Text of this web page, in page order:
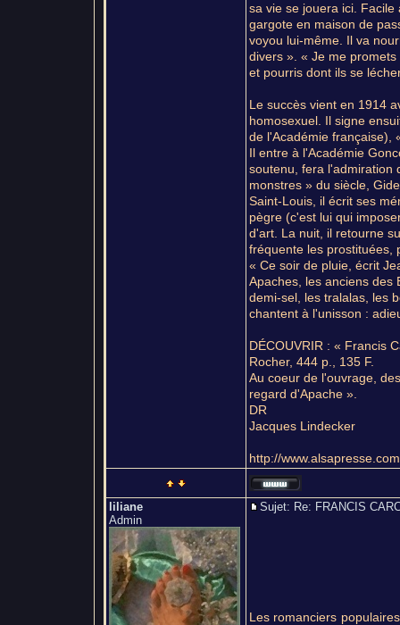
sa vie se jouera ici.
gargote en maison de
voyou lui-même. Il va
divers ». « Je me
et pourris dont ils se
Le succès vient en 1914
homosexuel. Il signe
de l'Académie française),
Il entre à l'Académie
soutenu, fera l'admiration
monstres » du siècle,
Saint-Louis, il écrit ses
pègre (c'est lui qui
d'art. La nuit, il retourne
fréquente les prostituées,
« Ce soir de pluie, écrit
Apaches, les anciens des
demi-sel, les tralalas, les
chantent à l'unisson :
DÉCOUVRIR : « Francis
Rocher, 444 p., 135 F.
Au coeur de l'ouvrage,
regard d'Apache ».
DR
Jacques Lindecker
http://
liliane
Admin
Sujet: Re: FRANCIS
Les romanciers